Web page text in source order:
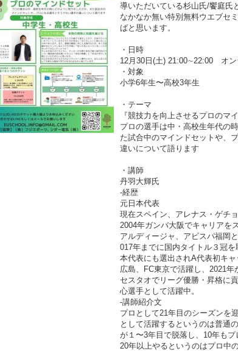
導いただいている杉山氏/饗庭氏
なかなか無い特別無料ウエブセ
ばと思います。
・日時
12月30日(土) 21:00∼22:00 オン
・対象
小学6年生〜高校3年生
・テーマ
『競技力を向上させるプロのマ
プロの選手は中・高校生年代の
た試合中のマインドセットや、
違いについて語ります
・講師
丹羽大輝氏
-経歴
元日本代表
現在スペイン、アレナス・ゲチ
2004年ガンバ大阪でキャリア
アルディージャ、アビスパ福岡
017年までに国内タイトル３冠
本代表にも選出されA代表初キ
広島、FC東京で活躍し、2021
セスタオでリーグ優勝・昇格に
心選手として活躍中。
-講師紹介文
プロとして21年目のシーズンを
として活躍するというのは普通
が１〜3年目で脱落し、10年も
20年以上やるというのはプロ中